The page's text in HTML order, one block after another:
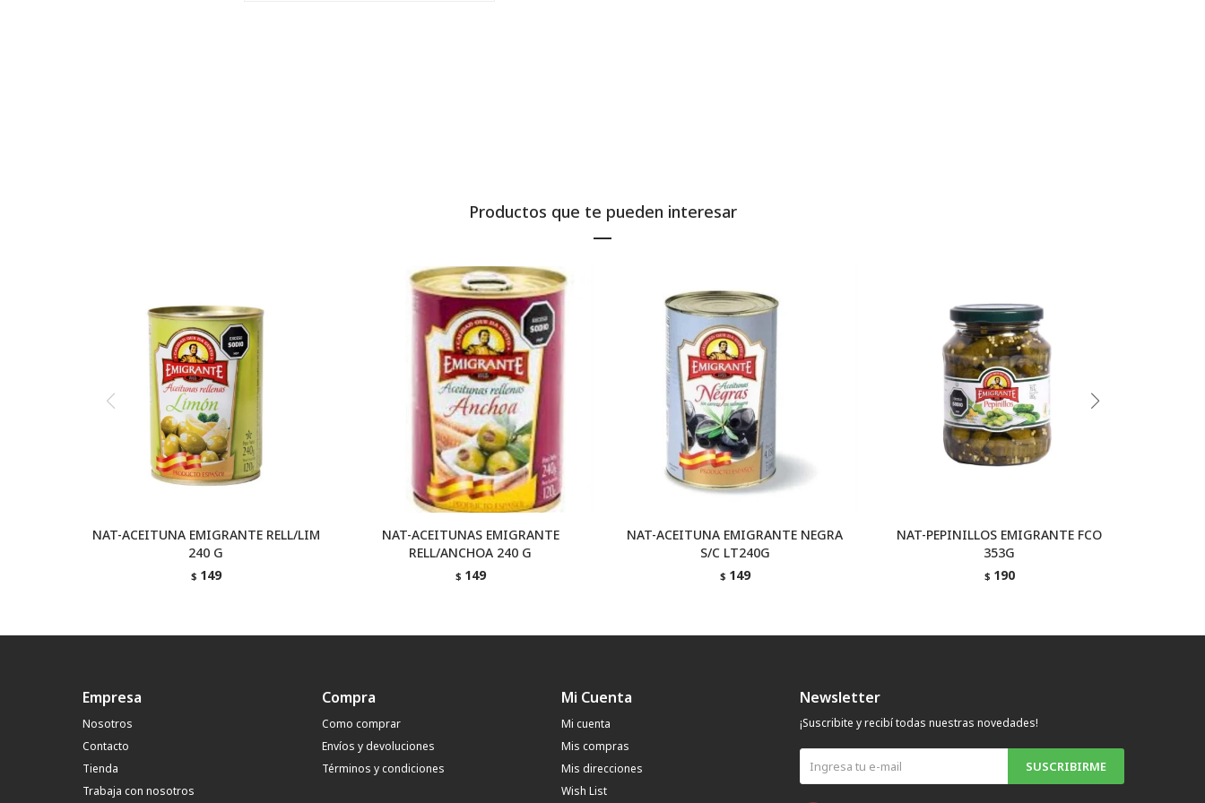
Productos que te pueden interesar
NAT-ACEITUNA EMIGRANTE RELL/LIM
240 G
$ 149
NAT-ACEITUNAS EMIGRANTE
RELL/ANCHOA 240 G
$ 149
NAT-ACEITUNA EMIGRANTE NEGRA
S/C LT240G
$ 149
NAT-PEPINILLOS EMIGRANTE FCO
353G
$ 190
Empresa
Nosotros
Contacto
Tienda
Trabaja con nosotros
Compra
Como comprar
Envíos y devoluciones
Términos y condiciones
Mi Cuenta
Mi cuenta
Mis compras
Mis direcciones
Wish List
Newsletter
¡Suscribite y recibí todas nuestras novedades!
SUSCRIBIRME